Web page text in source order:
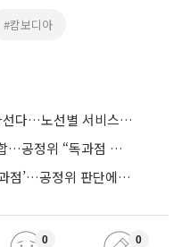
#캄보디아
새출발 트리니티항공, 재도약 나선다…노선별 서비스 차별화
“독과점 여부 따진다”
마일리지 ‘통합안’·기내면세 ‘독과점’…공정위 판단에 쏠린 눈
0 0